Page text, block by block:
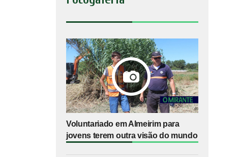
Voluntariado em Almeirim para
jovens terem outra visão do mundo